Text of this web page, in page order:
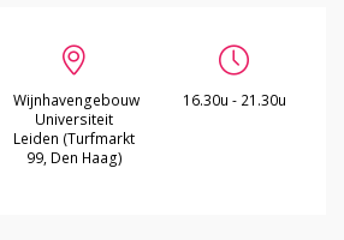
Wijnhavengebouw
Universiteit
Leiden (Turfmarkt
99, Den Haag)
16.30u - 21.30u